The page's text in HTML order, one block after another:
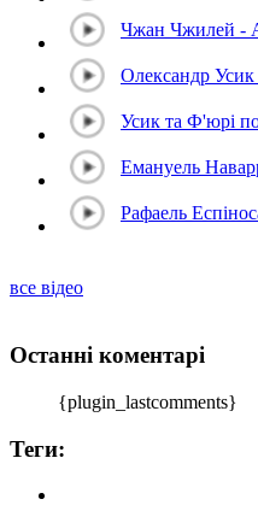
Чжан Чжилей -
Олександр
Усик та Ф'юрі
Емануель
Рафаель
все відео
Останні коментарі
{plugin_lastcomments}
Теги: